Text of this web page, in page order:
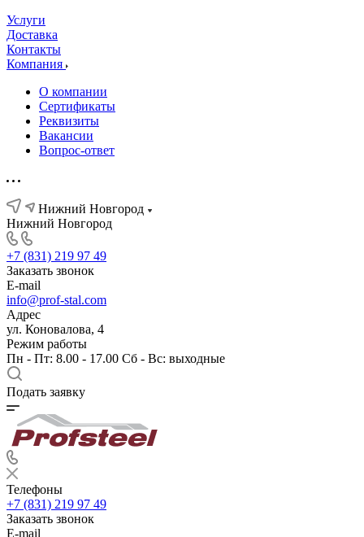
Услуги
Доставка
Контакты
Компания
О компании
Сертификаты
Реквизиты
Вакансии
Вопрос-ответ
Нижний Новгород
Нижний Новгород
+7 (831) 219 97 49
Заказать звонок
E-mail
info@prof-stal.com
Адрес
ул. Коновалова, 4
Режим работы
Пн - Пт: 8.00 - 17.00 Сб - Вс: выходные
Подать заявку
Телефоны
+7 (831) 219 97 49
Заказать звонок
E-mail